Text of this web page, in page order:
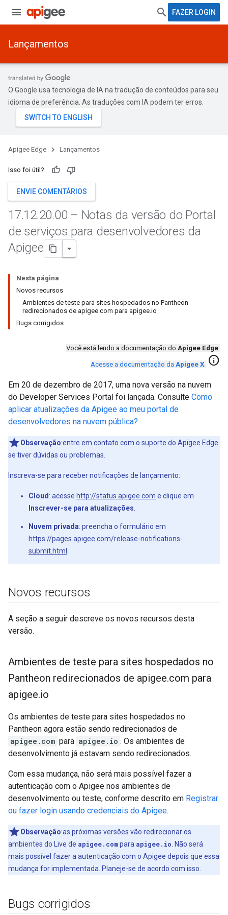
FAZER LOGIN
Lançamentos
O Google usa tecnologia de IA na tradução de conteúdos para seu
idioma de preferência. As traduções com IA podem ter erros.
Apigee Edge Lançamentos
Isso foi útil?
ENVIE COMENTÁRIOS
17.12.20.00 – Notas da versão do Portal
de serviços para desenvolvedores da
Apigee
Nesta página
Novos recursos
Ambientes de teste para sites hospedados no Pantheon
redirecionados de apigee.com para apigee.io
Bugs corrigidos
Você está lendo a documentação do Apigee Edge.
Acesse a documentação da Apigee X. info
Em 20 de dezembro de 2017, uma nova versão na nuvem
do Developer Services Portal foi lançada. Consulte Como
aplicar atualizações da Apigee ao meu portal de
desenvolvedores na nuvem pública?
Observação:entre em contato com o suporte do Apigee Edge
se tiver dúvidas ou problemas.
Inscreva-se para receber notificações de lançamento:
Cloud : acesse http://status.apigee.com e clique em
Inscrever-se para atualizações
Nuvem privada: preencha o formulário em
https://pages.apigee.com/release-notifications-
submit.html
Novos recursos
A seção a seguir descreve os novos recursos desta
versão.
Ambientes de teste para sites hospedados no
Pantheon redirecionados de apigee.com para
apigee.io
Os ambientes de teste para sites hospedados no
Pantheon agora estão sendo redirecionados de
apigee.com para apigee.io . Os ambientes de
desenvolvimento já estavam sendo redirecionados.
Com essa mudança, não será mais possível fazer a
autenticação com o Apigee nos ambientes de
desenvolvimento ou teste, conforme descrito em Registrar
ou fazer login usando credenciais do Apigee.
Observação:as próximas versões vão redirecionar os
ambientes do Live de apigee.compara apigee.io . Não será
mais possível fazer a autenticação com o Apigee depois que essa
mudança for implementada. Planeje-se de acordo com isso.
Bugs corrigidos